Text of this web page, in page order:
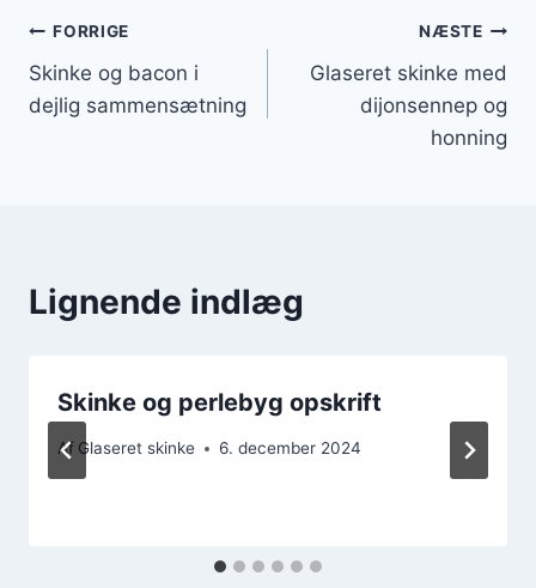
Indlægsnavigation
FORRIGE
Skinke og bacon i
dejlig sammensætning
NÆSTE
Glaseret skinke med
dijonsennep og
honning
Lignende indlæg
Skinke og perlebyg opskrift
Af Glaseret skinke 6. december 2024